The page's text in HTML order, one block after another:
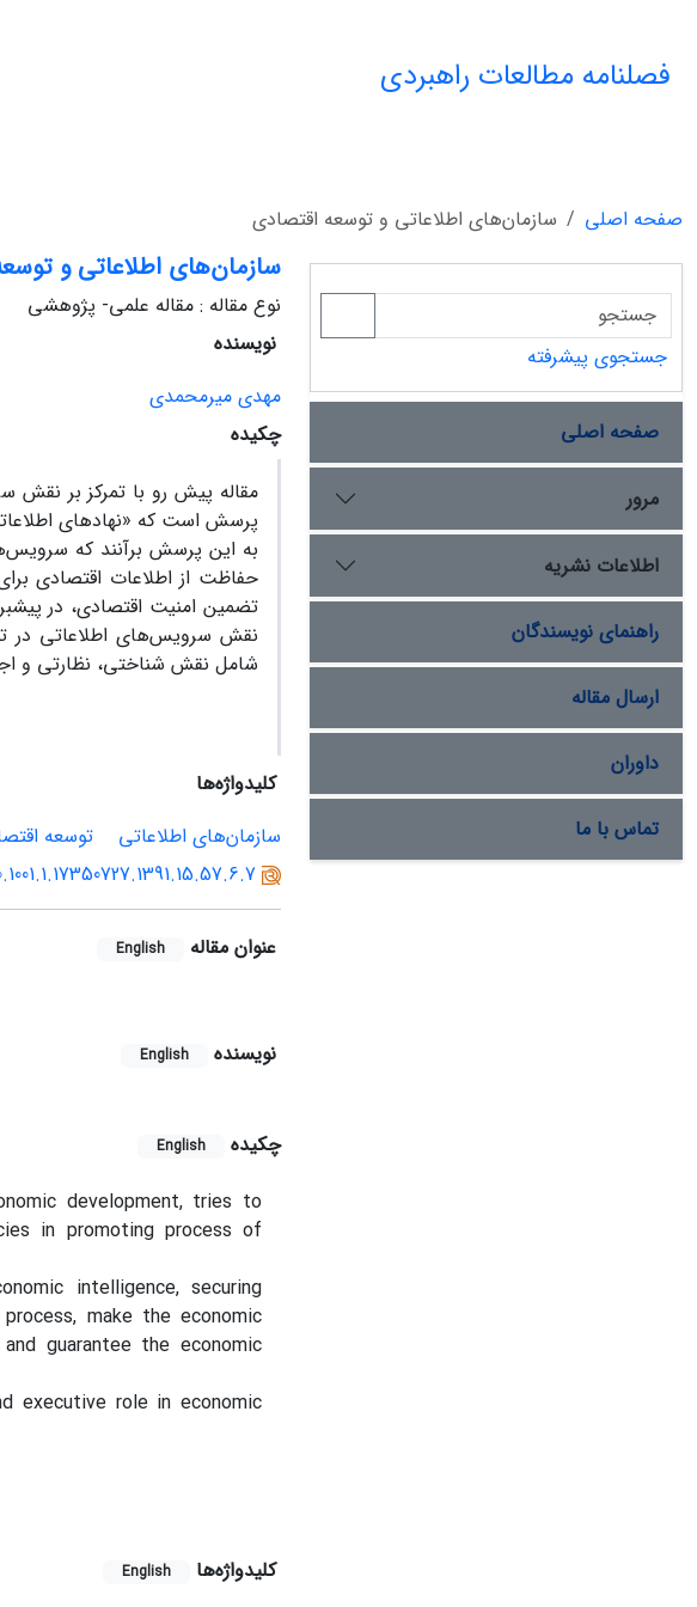
فصلنامه مطالعات راهبردی
صفحه اصلی سازمان‌های اطلاعاتی و توسعه اقتصادی
سازمان‌های اطلاعاتی و
نوع مقاله : مقاله علمی- پژوهشی
نویسنده
مهدی میرمحمدی
چکیده
مقاله پیش رو با تمرکز بر نقش
پرسش است که «نهادهای
به این پرسش برآنند که
حفاظت از اطلاعات اقتصادی
تضمین امنیت اقتصادی، در
نقش سرویس‌های اطلاعاتی در
شامل نقش شناختی، نظارتی و
کلیدواژه‌ها
سازمان‌های اطلاعاتی
توسعه
عنوان مقاله English
نویسنده English
چکیده
English
development, tries to
in promoting process of
intelligence, securing
make the economic
guarantee the economic
executive role in economic
کلیدواژه‌ها English
جستجوی پیشرفته
صفحه اصلی
مرور
اطلاعات نشریه
راهنمای نویسندگان
ارسال مقاله
داوران
تماس با ما